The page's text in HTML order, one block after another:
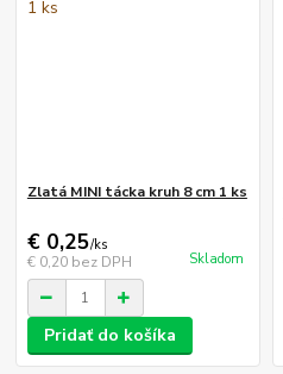
Zlatá MINI tácka kruh 8 cm 1 ks
€ 0,25/ks
€ 0,20 bez DPH Skladom
Pridať do košíka